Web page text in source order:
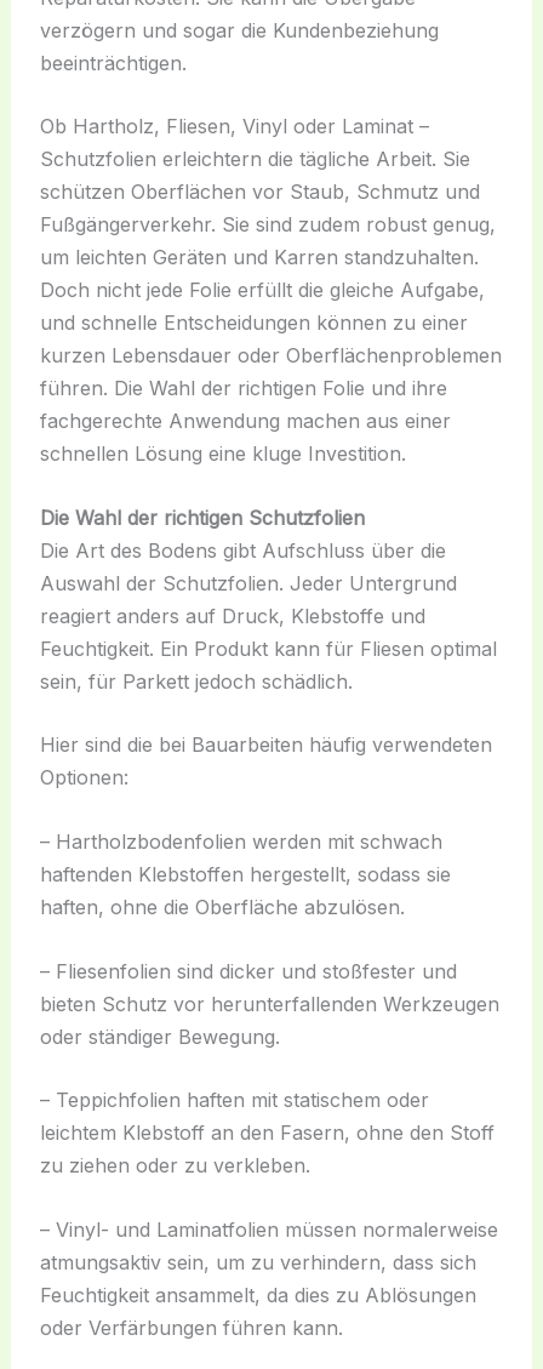
verzögern und sogar die Kundenbeziehung
beeinträchtigen.
Ob Hartholz, Fliesen, Vinyl oder Laminat –
Schutzfolien erleichtern die tägliche Arbeit. Sie
schützen Oberflächen vor Staub, Schmutz und
Fußgängerverkehr. Sie sind zudem robust genug,
um leichten Geräten und Karren standzuhalten.
Doch nicht jede Folie erfüllt die gleiche Aufgabe,
und schnelle Entscheidungen können zu einer
kurzen Lebensdauer oder Oberflächenproblemen
führen. Die Wahl der richtigen Folie und ihre
fachgerechte Anwendung machen aus einer
schnellen Lösung eine kluge Investition.
Die Wahl der richtigen Schutzfolien
Die Art des Bodens gibt Aufschluss über die
Auswahl der Schutzfolien. Jeder Untergrund
reagiert anders auf Druck, Klebstoffe und
Feuchtigkeit. Ein Produkt kann für Fliesen optimal
sein, für Parkett jedoch schädlich.
Hier sind die bei Bauarbeiten häufig verwendeten
Optionen:
– Hartholzbodenfolien werden mit schwach
haftenden Klebstoffen hergestellt, sodass sie
haften, ohne die Oberfläche abzulösen.
– Fliesenfolien sind dicker und stoßfester und
bieten Schutz vor herunterfallenden Werkzeugen
oder ständiger Bewegung.
– Teppichfolien haften mit statischem oder
leichtem Klebstoff an den Fasern, ohne den Stoff
zu ziehen oder zu verkleben.
– Vinyl- und Laminatfolien müssen normalerweise
atmungsaktiv sein, um zu verhindern, dass sich
Feuchtigkeit ansammelt, da dies zu Ablösungen
oder Verfärbungen führen kann.